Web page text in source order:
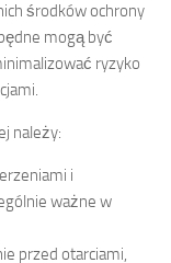
środków ochrony
mogą być
ryzyko
należy:
i
ważne w
przed otarciami,